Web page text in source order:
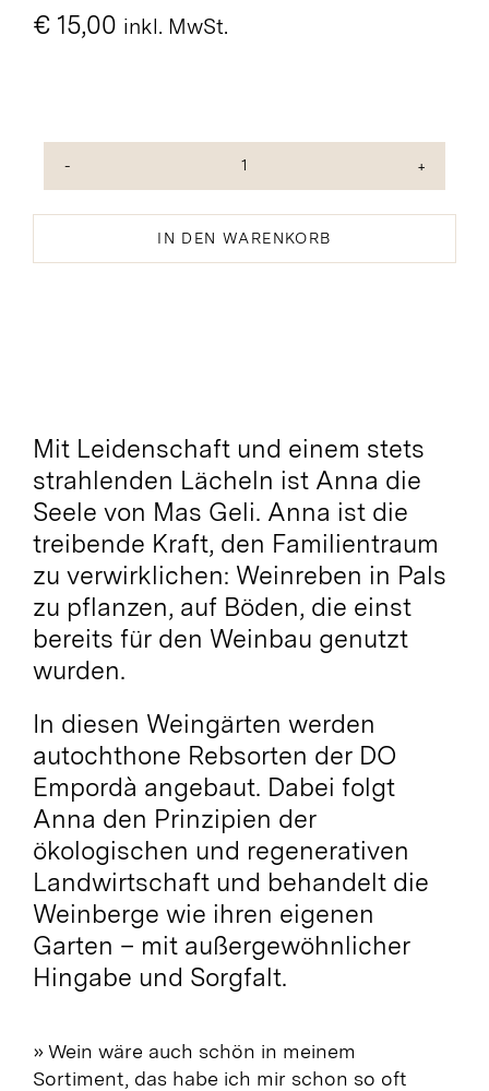
€ 15,00 inkl. MwSt.
Notes
Rosat
Rosé
IN DEN WARENKORB
Mit Leidenschaft und einem stets
strahlenden Lächeln ist Anna die
Seele von Mas Geli. Anna ist die
treibende Kraft, den Familientraum
zu verwirklichen: Weinreben in Pals
zu pflanzen, auf Böden, die einst
bereits für den Weinbau genutzt
wurden.
In diesen Weingärten werden
autochthone Rebsorten der DO
Empordà angebaut. Dabei folgt
Anna den Prinzipien der
ökologischen und regenerativen
Landwirtschaft und behandelt die
Weinberge wie ihren eigenen
Garten – mit außergewöhnlicher
Hingabe und Sorgfalt.
» Wein wäre auch schön in meinem
Sortiment, das habe ich mir schon so oft